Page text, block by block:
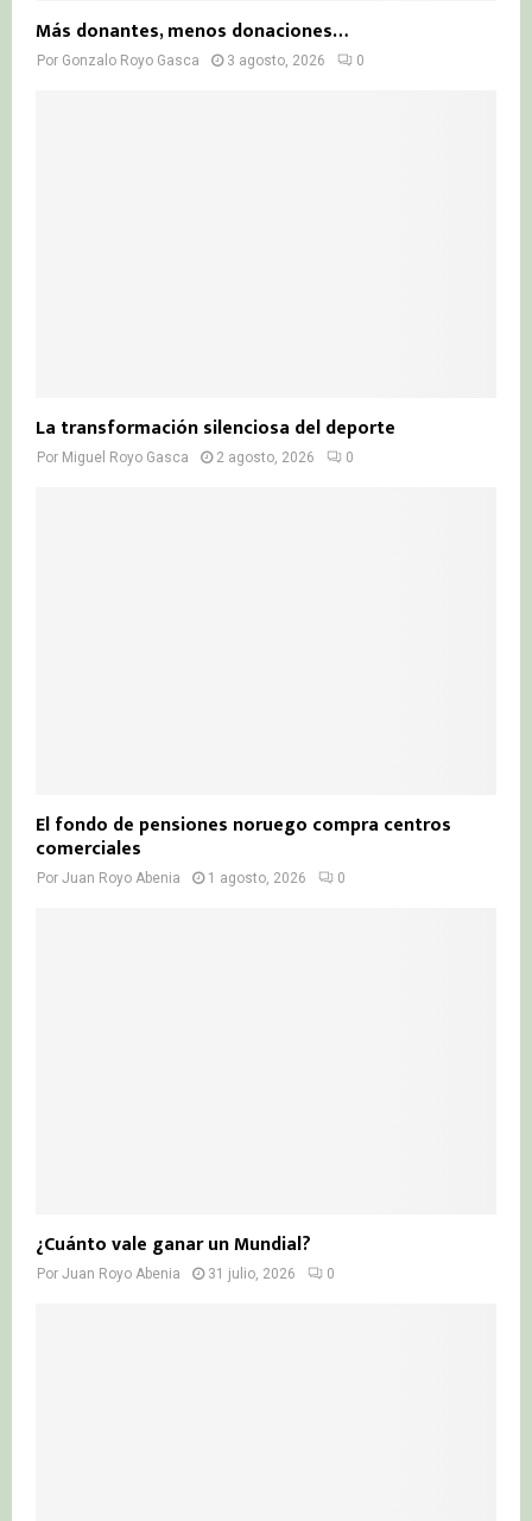
Más donantes, menos donaciones…
Por Gonzalo Royo Gasca 3 agosto, 2026 0
La transformación silenciosa del deporte
Por Miguel Royo Gasca 2 agosto, 2026 0
El fondo de pensiones noruego compra centros
comerciales
Por Juan Royo Abenia 1 agosto, 2026 0
¿Cuánto vale ganar un Mundial?
Por Juan Royo Abenia 31 julio, 2026 0